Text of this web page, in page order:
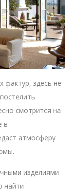
фактур, здесь не
смотрится на
в
атмосферу
изделиями
найти